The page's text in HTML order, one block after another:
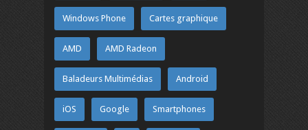
Windows Phone Cartes graphique
AMD AMD Radeon
Baladeurs Multimédias Android
iOS Google Smartphones